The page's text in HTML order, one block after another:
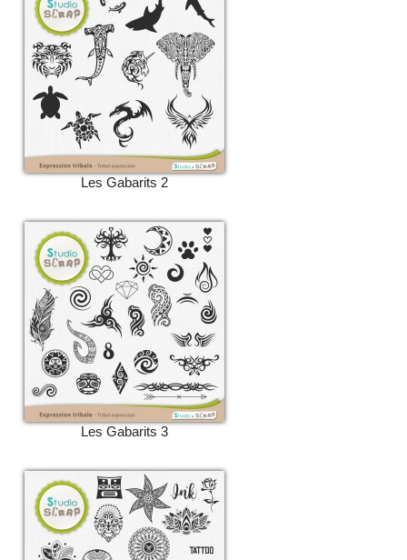
Les Gabarits 2
Les Gabarits 3